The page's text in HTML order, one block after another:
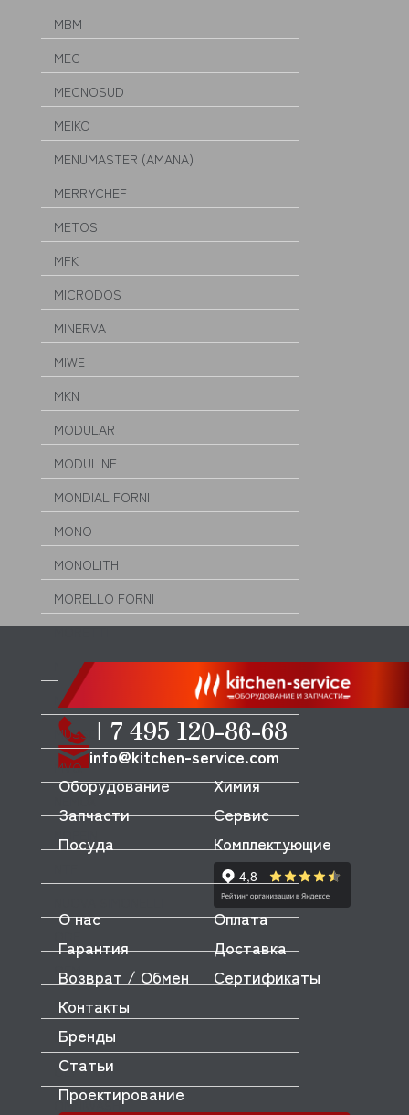
MBM
MEC
MECNOSUD
MEIKO
MENUMASTER (AMANA)
MERRYCHEF
METOS
MFK
MICRODOS
MINERVA
MIWE
MKN
MODULAR
MODULINE
MONDIAL FORNI
MONO
MONOLITH
MORELLO FORNI
MORICE
MULLER
MUSSO
MVQ
NEMOX
NOPEIN
OEM
OLAB
OLIS
OLYMPIA
OMNIWASH
+7 495 120-86-68
info@kitchen-service.com
Оборудование
Запчасти
Посуда
Химия
Сервис
Комплектующие
О нас
Оплата
Гарантия
Доставка
Возврат / Обмен
Сертификаты
Контакты
Бренды
Статьи
Проектирование